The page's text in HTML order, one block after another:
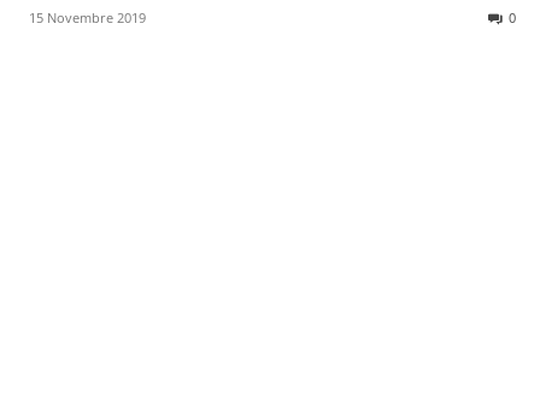
15 Novembre 2019 0